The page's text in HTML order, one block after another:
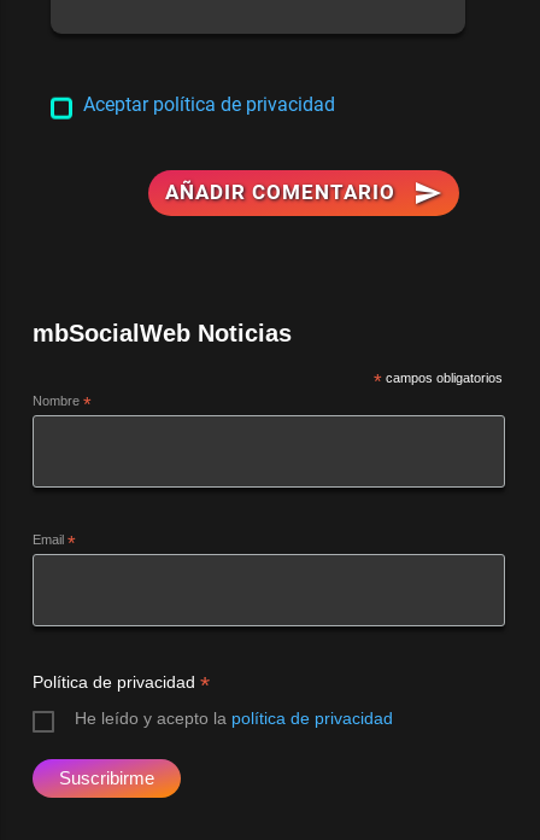
Aceptar política de privacidad
AÑADIR COMENTARIO send
mbSocialWeb Noticias
* campos obligatorios
Nombre*
Email*
Política de privacidad *
He leído y acepto la política de privacidad